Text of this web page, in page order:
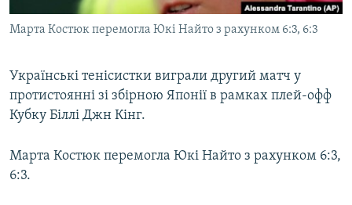
ПОДКАСТИ
РУС
УКР
ДОЛУЧАЙСЯ!
Марта Костюк перемогла Юкі Найто з рахунком 6:3, 6:3
Українські тенісистки виграли другий матч у
протистоянні зі збірною Японії в рамках плей-офф
Кубку Біллі Джн Кінг.
Марта Костюк перемогла Юкі Найто з рахунком 6:3,
6:3.